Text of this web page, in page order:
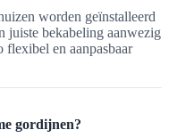
worden geïnstalleerd
juiste bekabeling aanwezig
en aanpasbaar
gordijnen?